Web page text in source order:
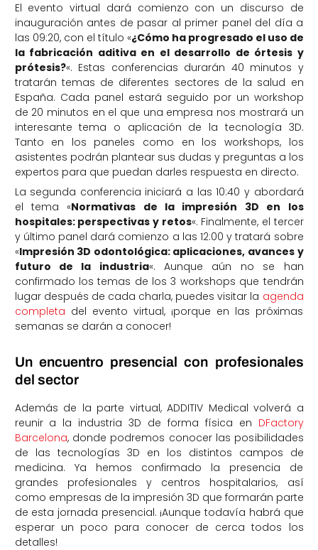
El evento virtual dará comienzo con un discurso de
inauguración antes de pasar al primer panel del día a
las 09:20, con el título «¿Cómo ha progresado el uso de
la fabricación aditiva en el desarrollo de órtesis y
prótesis?«. Estas conferencias durarán 40 minutos y
tratarán temas de diferentes sectores de la salud en
España. Cada panel estará seguido por un workshop
de 20 minutos en el que una empresa nos mostrará un
interesante tema o aplicación de la tecnología 3D.
Tanto en los paneles como en los workshops, los
asistentes podrán plantear sus dudas y preguntas a los
expertos para que puedan darles respuesta en directo.
La segunda conferencia iniciará a las 10:40 y abordará
el tema «Normativas de la impresión 3D en los
hospitales: perspectivas y retos«. Finalmente, el tercer
y último panel dará comienzo a las 12:00 y tratará sobre
«Impresión 3D odontológica: aplicaciones, avances y
futuro de la industria«. Aunque aún no se han
confirmado los temas de los 3 workshops que tendrán
lugar después de cada charla, puedes visitar la agenda
completa del evento virtual, ¡porque en las próximas
semanas se darán a conocer!
Un encuentro presencial con profesionales
del sector
Además de la parte virtual, ADDITIV Medical volverá a
reunir a la industria 3D de forma física en DFactory
Barcelona, donde podremos conocer las posibilidades
de las tecnologías 3D en los distintos campos de
medicina. Ya hemos confirmado la presencia de
grandes profesionales y centros hospitalarios, así
como empresas de la impresión 3D que formarán parte
de esta jornada presencial. ¡Aunque todavía habrá que
esperar un poco para conocer de cerca todos los
detalles!